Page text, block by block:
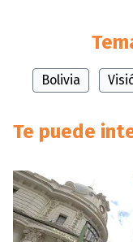
Bolivia
Te puede